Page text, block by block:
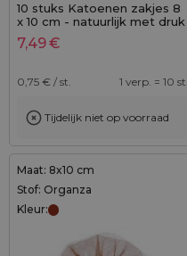
10 stuks Katoenen zakjes 8
x 10 cm - natuurlijk met druk
lavendel
7,49€
0,75 € / st. 1 verp. = 10 st.
Tijdelijk niet op voorraad
Maat: 8x10 cm
Stof: Organza
Kleur: